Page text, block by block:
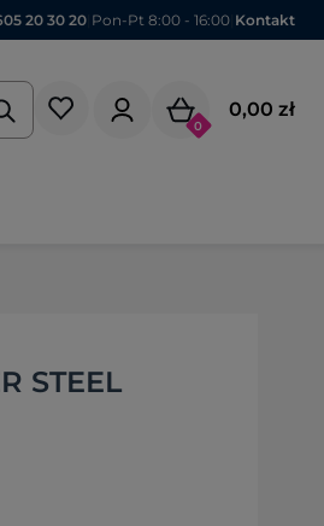
20 30 20 Pon-Pt 8:00 - 16:00 Kontakt
0
0,00 zł
STEEL